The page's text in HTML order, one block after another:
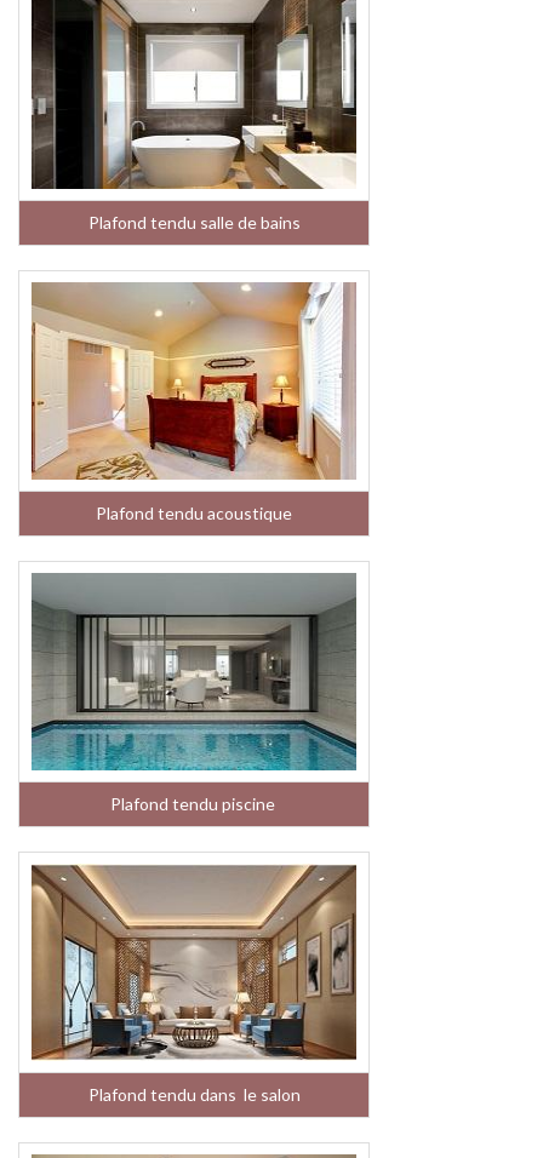
Plafond tendu salle de bains
Plafond tendu acoustique
Plafond tendu piscine
Plafond tendu dans le salon